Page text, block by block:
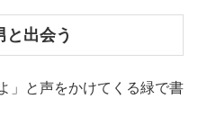
と出会う
」と声をかけてくる緑で書